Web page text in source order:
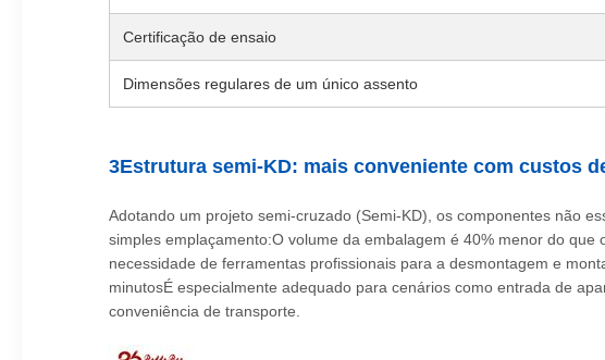
Certificação de ensaio
Dimensões regulares de um único assento
3Estrutura semi-KD: mais conveniente com custos
Adotando um projeto semi-cruzado (Semi-KD), os componentes não
simples emplaçamento:O volume da embalagem é 40% menor do
necessidade de ferramentas profissionais para a desmontagem e
minutosÉ especialmente adequado para cenários como entrada de
conveniência de transporte.